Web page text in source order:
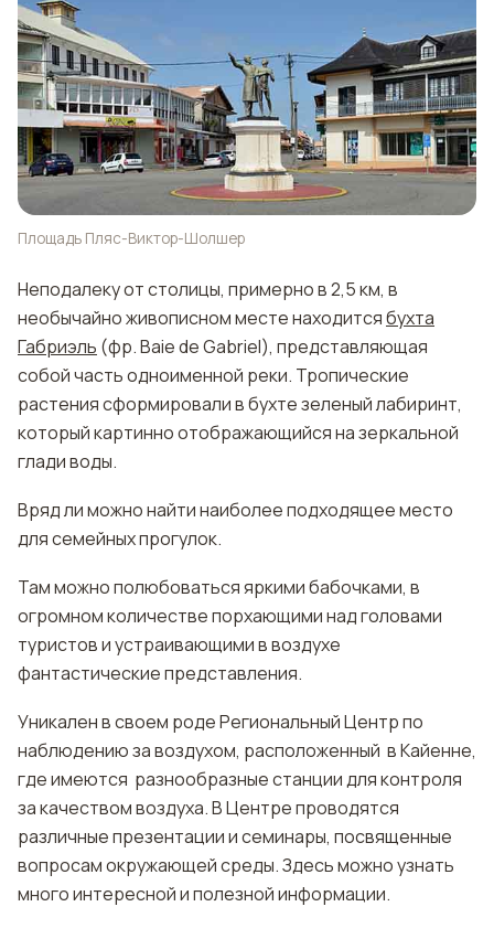
Площадь Пляс-Виктор-Шолшер
Неподалеку от столицы, примерно в 2,5 км, в
необычайно живописном месте находитсябухта
Габриэль (фр. Вaie de Gabriel), представляющая
собой часть одноименной реки. Тропические
растения сформировали в бухте зеленый лабиринт,
который картинно отображающийся на зеркальной
глади воды.
Вряд ли можно найти наиболее подходящее место
для семейных прогулок.
Там можно полюбоваться яркими бабочками, в
огромном количестве порхающими над головами
туристов и устраивающими в воздухе
фантастические представления.
Уникален в своем роде Региональный Центр по
наблюдению за воздухом, расположенный в Кайенне,
где имеются разнообразные станции для контроля
за качеством воздуха. В Центре проводятся
различные презентации и семинары, посвященные
вопросам окружающей среды. Здесь можно узнать
много интересной и полезной информации.